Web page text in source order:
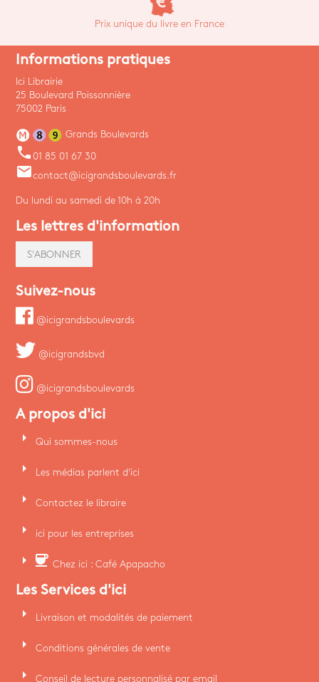
Prix unique du livre en France
Informations pratiques
Ici Librairie
25 Boulevard Poissonnière
75002 Paris
Grands Boulevards
phone 01 85 01 67 30
emailcontact@icigrandsboulevards.fr
Du lundi au samedi de 10h à 20h
Les lettres d'information
S'ABONNER
Suivez-nous
@icigrandsboulevards
@icigrandsbvd
@icigrandsboulevards
A propos d'ici
arrow_right Qui sommes-nous
arrow_right Les médias parlent d'ici
arrow_right Contactez le libraire
arrow_right ici pour les entreprises
arrow_right coffee Chez ici : Café Apapacho
Les Services d'ici
arrow_right Livraison et modalités de paiement
arrow_right Conditions générales de vente
arrow_right Conseil de lecture personnalisé par email